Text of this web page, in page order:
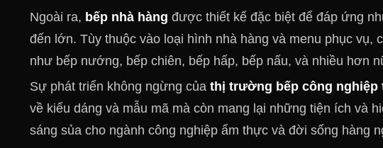
Ngoài ra, bếp nhà hàng được thiết kế đặc biệt để đáp ứng
đến lớn. Tùy thuộc vào loại hình nhà hàng và menu phục vụ,
như bếp nướng, bếp chiên, bếp hấp, bếp nấu, và nhiều hơn
Sự phát triển không ngừng của thị trường bếp công nghiệp
về kiểu dáng và mẫu mã mà còn mang lại những tiện ích và
sáng sủa cho ngành công nghiệp ẩm thực và đời sống hàng